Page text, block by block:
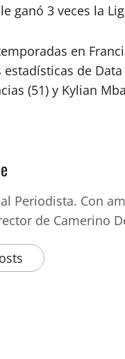
ganó 3 veces la
en
de
(51) y Kylian
Periodista. Con
de Camerino